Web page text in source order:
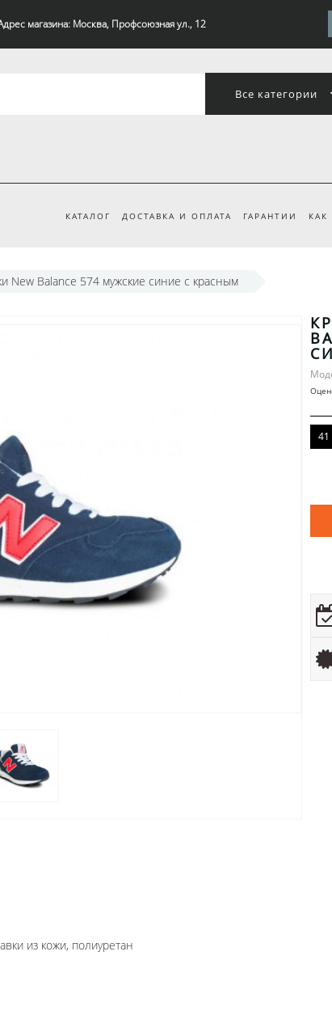
магазина: Москва, Профсоюзная ул., 12
Все категории
КАТАЛОГ ДОСТАВКА И ОПЛАТА ГАРАНТИИ КАК
New Balance 574 мужские синие с красным
41
из кожи, полиуретан